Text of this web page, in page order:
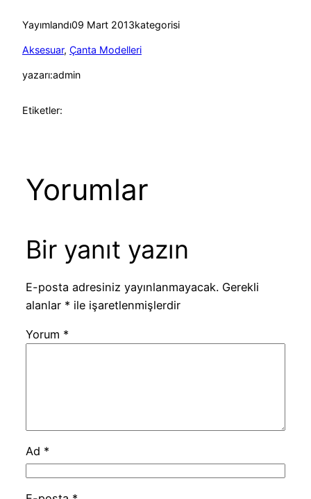
Yayımlandı09 Mart 2013kategorisi
Aksesuar, Çanta Modelleri
yazarı:admin
Etiketler:
Yorumlar
Bir yanıt yazın
E-posta adresiniz yayınlanmayacak. Gerekli
alanlar * ile işaretlenmişlerdir
Yorum *
Ad *